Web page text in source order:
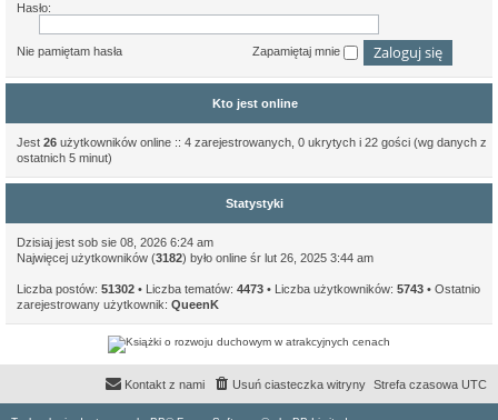
Hasło:
Nie pamiętam hasła Zapamiętaj mnie
Kto jest online
Jest 26 użytkowników online :: 4 zarejestrowanych, 0 ukrytych i 22 gości (wg danych z
ostatnich 5 minut)
Statystyki
Dzisiaj jest sob sie 08, 2026 6:24 am
Najwięcej użytkowników (3182) było online śr lut 26, 2025 3:44 am
Liczba postów: 51302 • Liczba tematów: 4473 • Liczba użytkowników: 5743 • Ostatnio
zarejestrowany użytkownik: QueenK
Strefa czasowa UTC
Usuń ciasteczka witryny
Kontakt z nami